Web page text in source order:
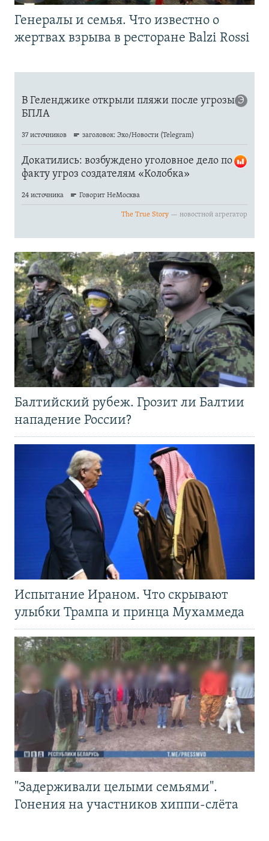
Генералы и семья. Что известно о
жертвах взрыва в ресторане Balzi Rossi
Балтийский рубеж. Грозит ли Балтии
нападение России?
Испытание Ираном. Что скрывают
улыбки Трампа и принца Мухаммеда
"Задерживали целыми семьями".
Гонения на участников хиппи-слёта